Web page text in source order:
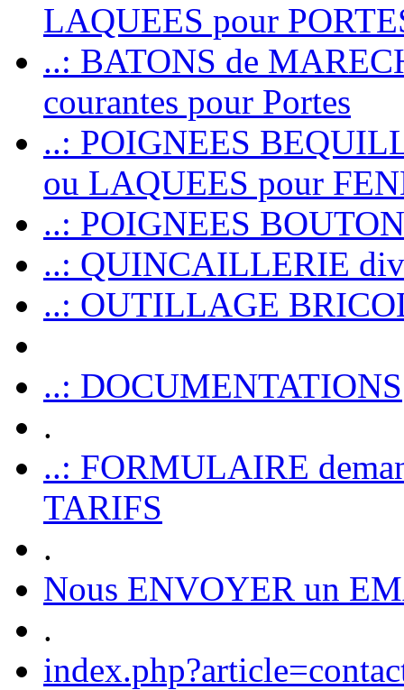
LAQUEES pour
..: BATONS de
courantes pour Portes
..: POIGNEES
ou LAQUEES pour
..: POIGNEES
..: QUINCAILLERIE
..: OUTILLAGE
..: DOCUMENTATIONS
.
..: FORMULAIRE
TARIFS
.
Nous ENVOYER un
.